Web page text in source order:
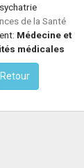
de la Santé
Médecine et
médicales
Retour